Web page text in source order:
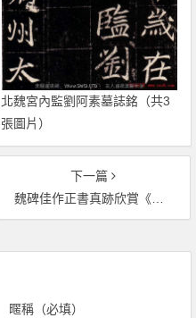
北魏宮內監劉阿素墓誌銘（共3
張圖片）
下一篇
魏碑佳作正書真跡欣賞《元仙墓誌》（共9張圖片）
暱稱（必填）